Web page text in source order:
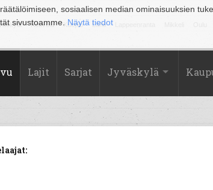
sosiaalisen median ominaisuuksien
sivustoamme. Näytä tiedot
Kouvola Kuopio Lahti
Lajit Sarjat Jyväskylä